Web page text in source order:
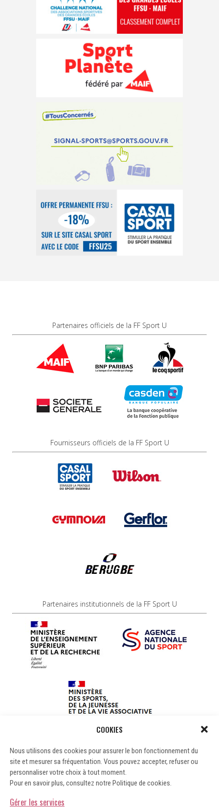
COOKIES
Nous utilisons des cookies pour assurer le bon fonctionnement du
site et mesurer sa fréquentation. Vous pouvez accepter, refuser ou
personnaliser votre choix à tout moment.
Pour en savoir plus, consultez notre Politique de cookies.
Gérer les services
Partenaires officiels de la FF Sport U
Fournisseurs officiels de la FF Sport U
Partenaires institutionnels de la FF Sport U